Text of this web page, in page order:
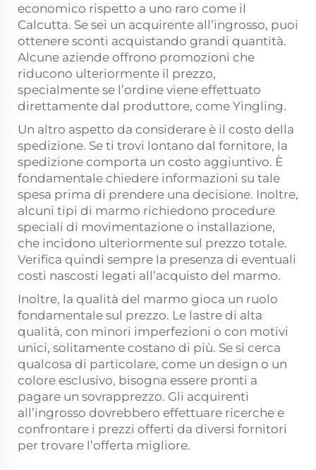
economico rispetto a uno raro come il
Calcutta. Se sei un acquirente all’ingrosso, puoi
ottenere sconti acquistando grandi quantità.
Alcune aziende offrono promozioni che
riducono ulteriormente il prezzo,
specialmente se l’ordine viene effettuato
direttamente dal produttore, come Yingling.
Un altro aspetto da considerare è il costo della
spedizione. Se ti trovi lontano dal fornitore, la
spedizione comporta un costo aggiuntivo. È
fondamentale chiedere informazioni su tale
spesa prima di prendere una decisione. Inoltre,
alcuni tipi di marmo richiedono procedure
speciali di movimentazione o installazione,
che incidono ulteriormente sul prezzo totale.
Verifica quindi sempre la presenza di eventuali
costi nascosti legati all’acquisto del marmo.
Inoltre, la qualità del marmo gioca un ruolo
fondamentale sul prezzo. Le lastre di alta
qualità, con minori imperfezioni o con motivi
unici, solitamente costano di più. Se si cerca
qualcosa di particolare, come un design o un
colore esclusivo, bisogna essere pronti a
pagare un sovrapprezzo. Gli acquirenti
all’ingrosso dovrebbero effettuare ricerche e
confrontare i prezzi offerti da diversi fornitori
per trovare l’offerta migliore.